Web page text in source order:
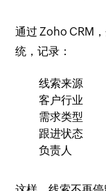
通过 Zoho CRM
统，记录：
线索来源
客户行业
需求类型
跟进状态
负责人